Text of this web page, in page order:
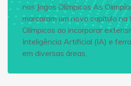
nos Jogos Olímpicos As
marcaram um novo capítulo na
Olímpicos ao incorporar
Inteligência Artificial (IA) e
em diversas áreas,